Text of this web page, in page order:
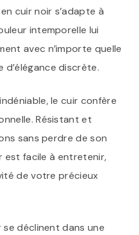
cuir noir s’adapte à
intemporelle lui
avec n’importe quelle
discrète.
le cuir confère
Résistant et
sans perdre de son
est facile à entretenir,
de votre précieux
déclinent dans une